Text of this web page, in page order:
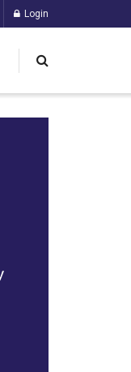
Login